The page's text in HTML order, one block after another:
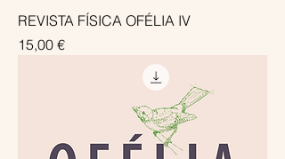
REVISTA FÍSICA OFÉLIA IV
Preço
15,00 €